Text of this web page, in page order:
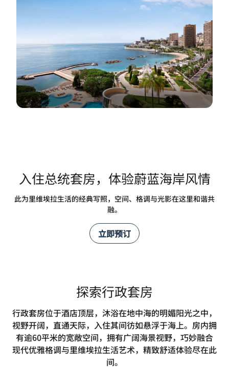
入住总统套房，体验蔚蓝海岸风情
此为里维埃拉生活的经典写照，空间、格调与光影在这里和谐共
融。
立即预订
探索行政套房
行政套房位于酒店顶层，沐浴在地中海的明媚阳光之中，
视野开阔，直通天际，入住其间彷如悬浮于海上。房内拥
有逾60平米的宽敞空间，拥有广阔海景视野，巧妙融合
现代优雅格调与里维埃拉生活艺术，精致舒适体验尽在此
间。